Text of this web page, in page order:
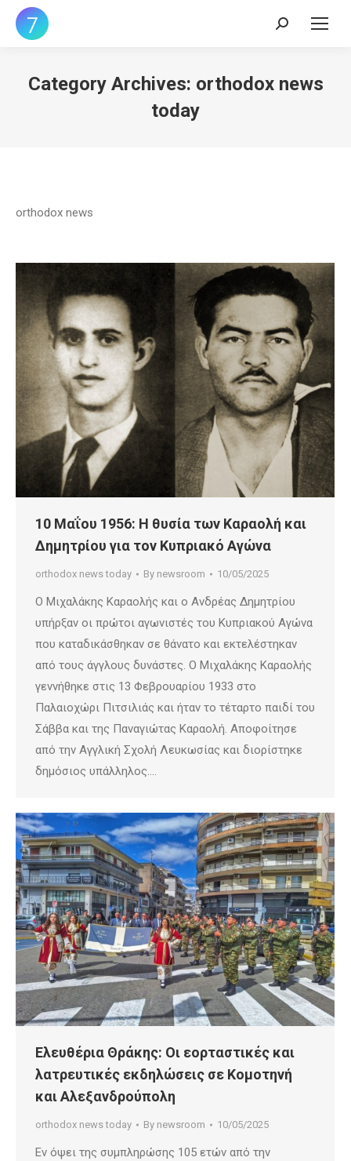
Search:
Category Archives: orthodox news
today
orthodox news
10 Μαΐου 1956: Η θυσία των Καραολή και
Δημητρίου για τον Κυπριακό Αγώνα
orthodox news today By newsroom 10/05/2025
Ο Μιχαλάκης Καραολής και ο Ανδρέας Δημητρίου
υπήρξαν οι πρώτοι αγωνιστές του Κυπριακού Αγώνα
που καταδικάσθηκαν σε θάνατο και εκτελέστηκαν
από τους άγγλους δυνάστες. Ο Μιχαλάκης Καραολής
γεννήθηκε στις 13 Φεβρουαρίου 1933 στο
Παλαιοχώρι Πιτσιλιάς και ήταν το τέταρτο παιδί του
Σάββα και της Παναγιώτας Καραολή. Αποφοίτησε
από την Αγγλική Σχολή Λευκωσίας και διορίστηκε
δημόσιος υπάλληλος.…
Ελευθέρια Θράκης: Οι εορταστικές και
λατρευτικές εκδηλώσεις σε Κομοτηνή
και Αλεξανδρούπολη
orthodox news today By newsroom 10/05/2025
Εν όψει της συμπληρώσης 105 ετών από την